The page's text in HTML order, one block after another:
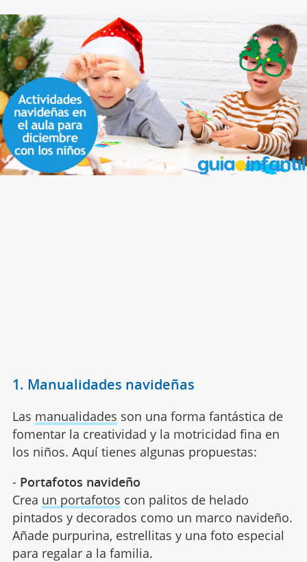
1. Manualidades navideñas
Las manualidades son una forma fantástica de
fomentar la creatividad y la motricidad fina en
los niños. Aquí tienes algunas propuestas:
- Portafotos navideño
Crea un portafotos con palitos de helado
pintados y decorados como un marco navideño.
Añade purpurina, estrellitas y una foto especial
para regalar a la familia.